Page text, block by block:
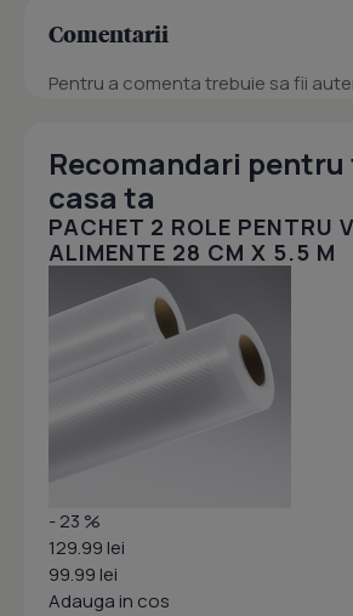
Comentarii
Pentru a comenta trebuie sa fii
Recomandari pentru
casa ta
PACHET 2 ROLE PENTRU
ALIMENTE 28 CM X 5.5 M
- 23 %
129.99 lei
99.99 lei
Adauga in cos